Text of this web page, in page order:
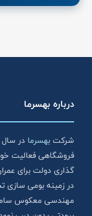
درباره بهسرما
شرکت بهسرما
فروشگاهی فعالیت
گذاری دولت برای
در زمینه بومی سازی
مهندسی معکوس